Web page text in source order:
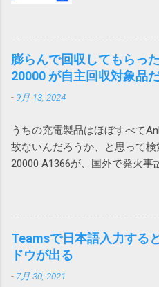
追加するので
エラーは発生し
動で追加する場
やっかいです。
数追加する場合
ないようにレ
は、列が少な
ため問題ありま
アカウントで
試しにそちらで
けしませんでし
ザープロファイ
ば、以前から同
を思い出しまし
付してOutlook
とりあえずい
生しないことを
なって来るの
処理です。例え
るとか請求書を
ードされたファ
れば簡単ですが
ります。 ファ
ョンで指定して
今回はそういう
ると拡大でき
を使用する
ものズバリの「
膨らんで回収してもらっ
20000 が自主回収対象品
- 9月 13, 2024
うちの充電製品はほぼすべて
故ないんだろうか、と思って
20000 A1366が、国外で発火
関するお詫びと回収のお知ら
(ankerjapan.com) そして、う
20000 でした！？ キャンプ用
20000を購入 これ。姪にあげ
で Anker Store 東京ミッドタウ
た。 現在Amazonで販売されて
Teamsで日本語入力する
ドウが出る
- 7月 30, 2021